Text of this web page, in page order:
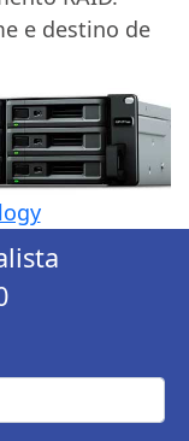
e destino de